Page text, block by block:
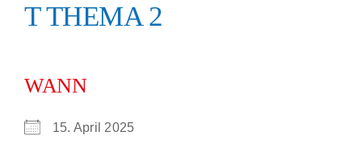
BERUFSKRAFTFAHRER
AUSBILDUNGSFAHRSCHULE
VORTEILSPARTNER
T THEMA 2
WANN
15. April 2025